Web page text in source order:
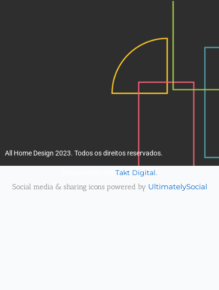
All Home Design 2023. Todos os direitos reservados.
Takt Digital.
Social media & sharing icons powered by UltimatelySocial